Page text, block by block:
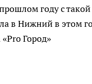
году с
в Нижний в этом
Город»